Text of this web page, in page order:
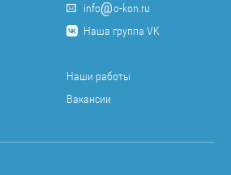
info
o-kon.ru
Наша группа VK
Наши работы
Вакансии